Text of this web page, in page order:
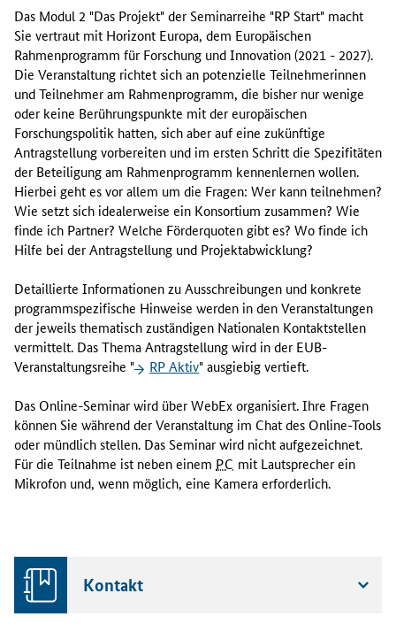
"
D
a
s
P
r
o
e
k
t
"
d
r
S
e
m
i
a
r
r
e
i
R
t
Das Modul 2 "Das Projekt" der Seminarreihe "RP Start" macht
Sie vertraut mit Horizont Europa, dem Europäischen
Rahmenprogramm für Forschung und Innovation (2021 - 2027).
Die Veranstaltung richtet sich an potenzielle Teilnehmerinnen
und Teilnehmer am Rahmenprogramm, die bisher nur wenige
oder keine Berührungspunkte mit der europäischen
Forschungspolitik hatten, sich aber auf eine zukünftige
Antragstellung vorbereiten und im ersten Schritt die Spezifitäten
der Beteiligung am Rahmenprogramm kennenlernen wollen.
Hierbei geht es vor allem um die Fragen: Wer kann teilnehmen?
Wie setzt sich idealerweise ein Konsortium zusammen? Wie
finde ich Partner? Welche Förderquoten gibt es? Wo finde ich
Hilfe bei der Antragstellung und Projektabwicklung?
Detaillierte Informationen zu Ausschreibungen und konkrete
programmspezifische Hinweise werden in den Veranstaltungen
der jeweils thematisch zuständigen Nationalen Kontaktstellen
vermittelt. Das Thema Antragstellung wird in der EUB-
Veranstaltungsreihe "
RP Aktiv" ausgiebig vertieft.
Das Online-Seminar wird überWebExorganisiert. Ihre Fragen
können Sie während der Veranstaltung im Chatdes Online-Tools
oder mündlich stellen. Das Seminar wird nicht aufgezeichnet.
Für die Teilnahme ist neben einem PC mit Lautsprecher ein
Mikrofon und, wenn möglich, eine Kamera erforderlich.
Kontakt